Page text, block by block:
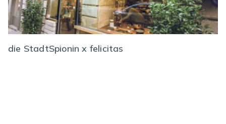
die StadtSpionin x felicitas